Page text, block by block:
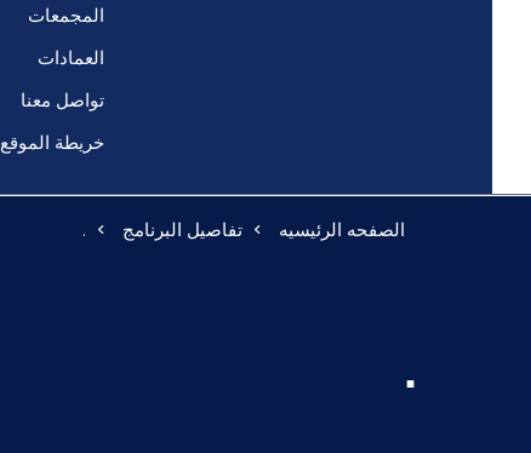
المجمعات
العمادات
تواصل معنا
خريطة الموقع
الصفحه الرئيسيه تفاصيل البرنامج .
.